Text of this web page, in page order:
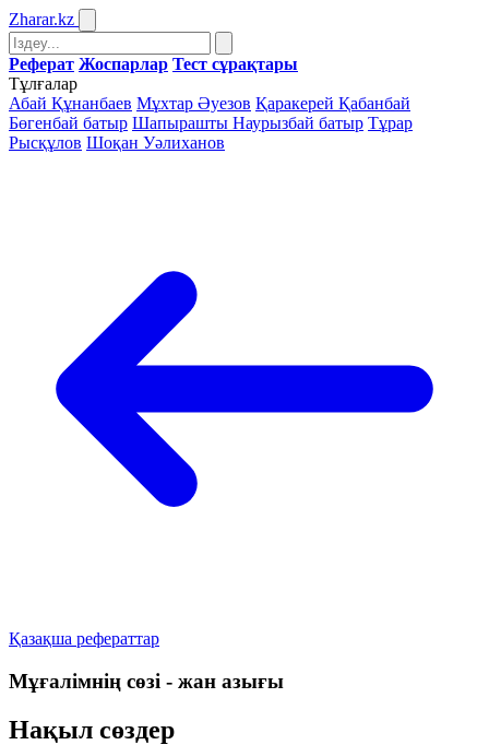
Zharar.kz
Реферат Жоспарлар Тест сұрақтары
Тұлғалар
Абай Құнанбаев Мұхтар Әуезов Қаракерей Қабанбай
Бөгенбай батыр Шапырашты Наурызбай батыр Тұрар
Рысқұлов Шоқан Уәлиханов
Қазақша рефераттар
Мұғалімнің сөзі - жан азығы
Нақыл сөздер